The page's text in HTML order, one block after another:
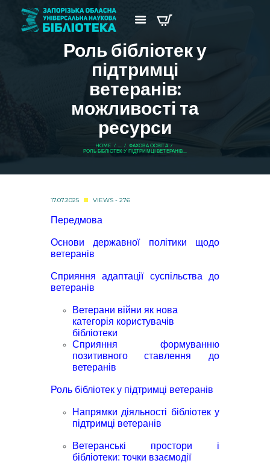
Роль бібліотек у
підтримці
ветеранів:
можливості та
ресурси
HOME ...
ФАХОВА ОСВІТА
РОЛЬ БІБЛІОТЕК У ПІДТРИМЦІ ВЕТЕРАНІВ...
17.07.2025 VIEWS - 276
Передмова
Основи державної політики щодо
ветеранів
Сприяння адаптації суспільства до
ветеранів
Ветерани війни як нова
категорія користувачів
бібліотеки
Сприяння формуванню
позитивного
ставлення до
ветеранів
Роль бібліотек у підтримці ветеранів
Напрямки діяльності бібліотек у
підтримці ветеранів
Ветеранські простори і
бібліотеки: точки взаємодії